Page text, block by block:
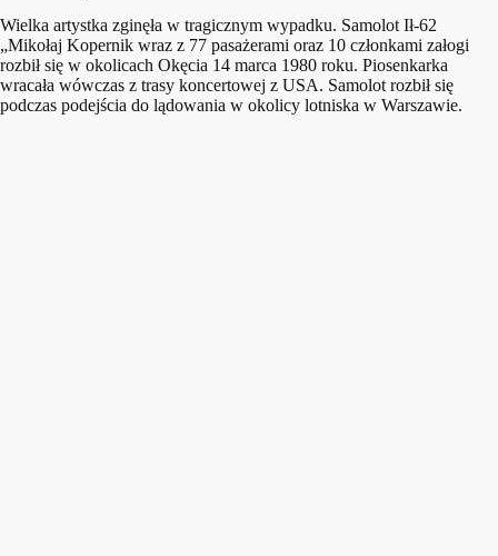
Wielka artystka zginęła w tragicznym wypadku. Samolot Ił-62
„Mikołaj Kopernik wraz z 77 pasażerami oraz 10 członkami załogi
rozbił się w okolicach Okęcia 14 marca 1980 roku. Piosenkarka
wracała wówczas z trasy koncertowej z USA. Samolot rozbił się
podczas podejścia do lądowania w okolicy lotniska w Warszawie.